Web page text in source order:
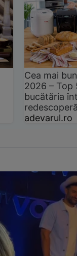
Cea mai
2026 –
bucătăria
adevarul.ro